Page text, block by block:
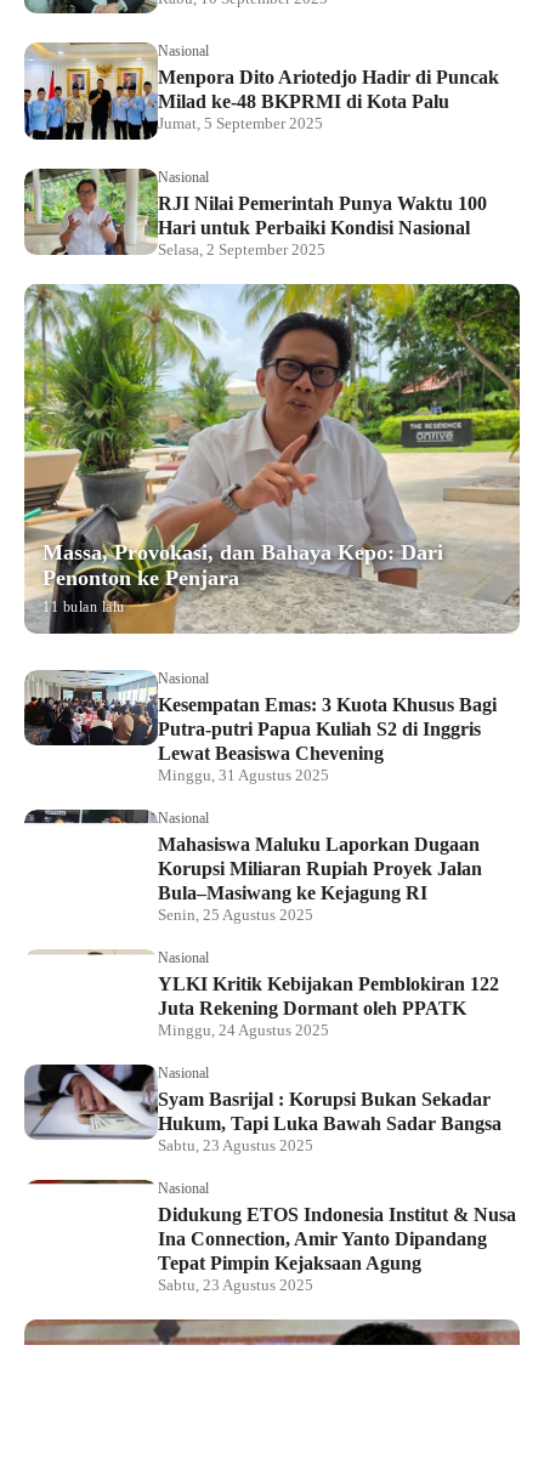
Nasional
Menpora Dito Ariotedjo Hadir di Puncak
Milad ke-48 BKPRMI di Kota Palu
Jumat, 5 September 2025
Nasional
RJI Nilai Pemerintah Punya Waktu 100
Hari untuk Perbaiki Kondisi Nasional
Selasa, 2 September 2025
Massa, Provokasi, dan Bahaya Kepo: Dari
Penonton ke Penjara
11 bulan lalu
Nasional
Kesempatan Emas: 3 Kuota Khusus Bagi
Putra-putri Papua Kuliah S2 di Inggris
Lewat Beasiswa Chevening
Minggu, 31 Agustus 2025
Nasional
Mahasiswa Maluku Laporkan Dugaan
Korupsi Miliaran Rupiah Proyek Jalan
Bula–Masiwang ke Kejagung RI
Senin, 25 Agustus 2025
Nasional
YLKI Kritik Kebijakan Pemblokiran 122
Juta Rekening Dormant oleh PPATK
Minggu, 24 Agustus 2025
Nasional
Syam Basrijal : Korupsi Bukan Sekadar
Hukum, Tapi Luka Bawah Sadar Bangsa
Sabtu, 23 Agustus 2025
Nasional
Didukung ETOS Indonesia Institut & Nusa
Ina Connection, Amir Yanto Dipandang
Tepat Pimpin Kejaksaan Agung
Sabtu, 23 Agustus 2025